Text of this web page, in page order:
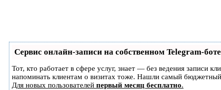
Сервис онлайн-записи на собственном Telegram-боте
Тот, кто работает в сфере услуг, знает — без ведения записи
напоминать клиентам о визитах тоже. Нашли самый
Для новых пользователей первый месяц бесплатно.